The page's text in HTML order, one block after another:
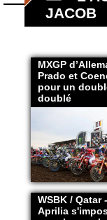
JACOB
MXGP
Prado et
pour un
doublé
WSBK / Qatar -
Aprilia